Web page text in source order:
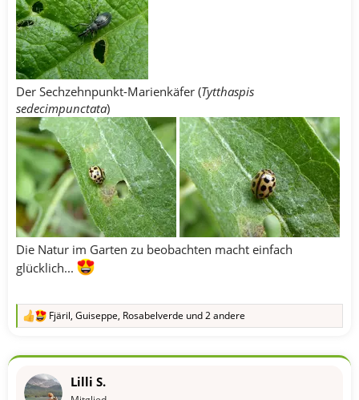
Der Sechzehnpunkt-Marienkäfer (Tytthaspis
sedecimpunctata)
Die Natur im Garten zu beobachten macht einfach
glücklich...
R
k
Fjäril, Guiseppe, Rosabelverde und 2 andere
Lilli S.